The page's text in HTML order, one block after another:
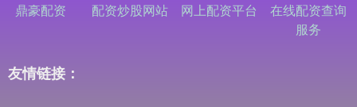
鼎豪配资 配资炒股网站 网上配资平台
在线配资查询
服务
友情链接：